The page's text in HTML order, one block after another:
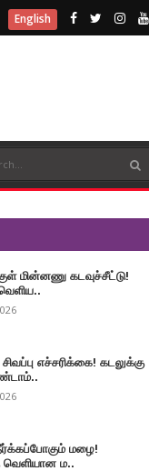
English
மின்னணு கடவுச்சீட்டு!
எச்சரிக்கை! கடலுக்கு
மழை!
வெளியான ம..